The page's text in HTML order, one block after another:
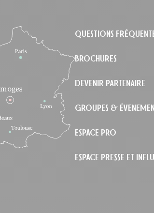
QUESTIONS
BROCHURES
DEVENIR PARTENAIRE
GROUPES &
ESPACE PRO
ESPACE PRESSE ET